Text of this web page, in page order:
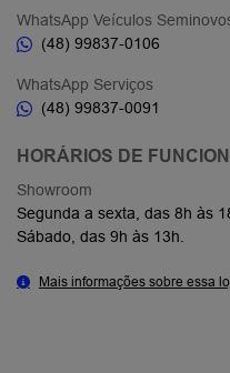
WhatsApp Veículos
(48) 99837-0106
WhatsApp Serviços
(48) 99837-0091
HORÁRIOS DE
Showroom
Segunda a sexta, das 8h às
Sábado, das 9h às 13h.
Mais informações sobre essa